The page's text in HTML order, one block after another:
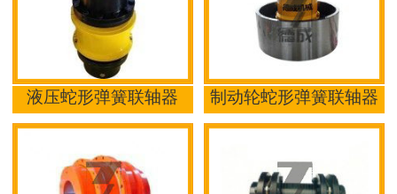
液压蛇形弹簧联轴器 制动轮蛇形弹簧联轴器